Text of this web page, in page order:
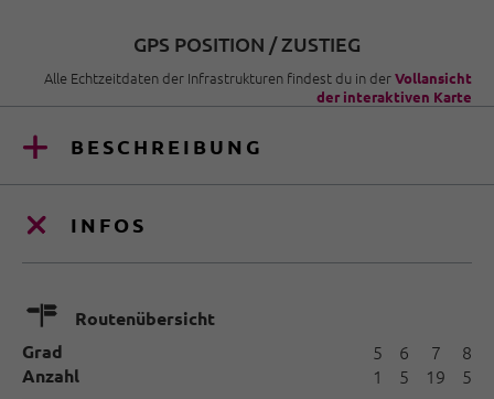
GPS POSITION / ZUSTIEG
Alle Echtzeitdaten der Infrastrukturen findest du in derVollansicht
der interaktiven Karte
BESCHREIBUNG
INFOS
🍫
Routenübersicht
Grad
Anzahl
5
1
6
5
7
19
8
5